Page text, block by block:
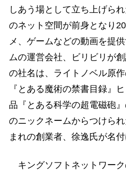
しあう場として立ち上げら
のネット空間が前身となり
メ、ゲームなどの動画を提
ムの運営会社、ビリビリが
の社名は、ライトノベル原
『とある魔術の禁書目録』
品『とある科学の超電磁砲
のニックネームからつけら
まれの創業者、徐逸氏が名付
キングソフトネットワー